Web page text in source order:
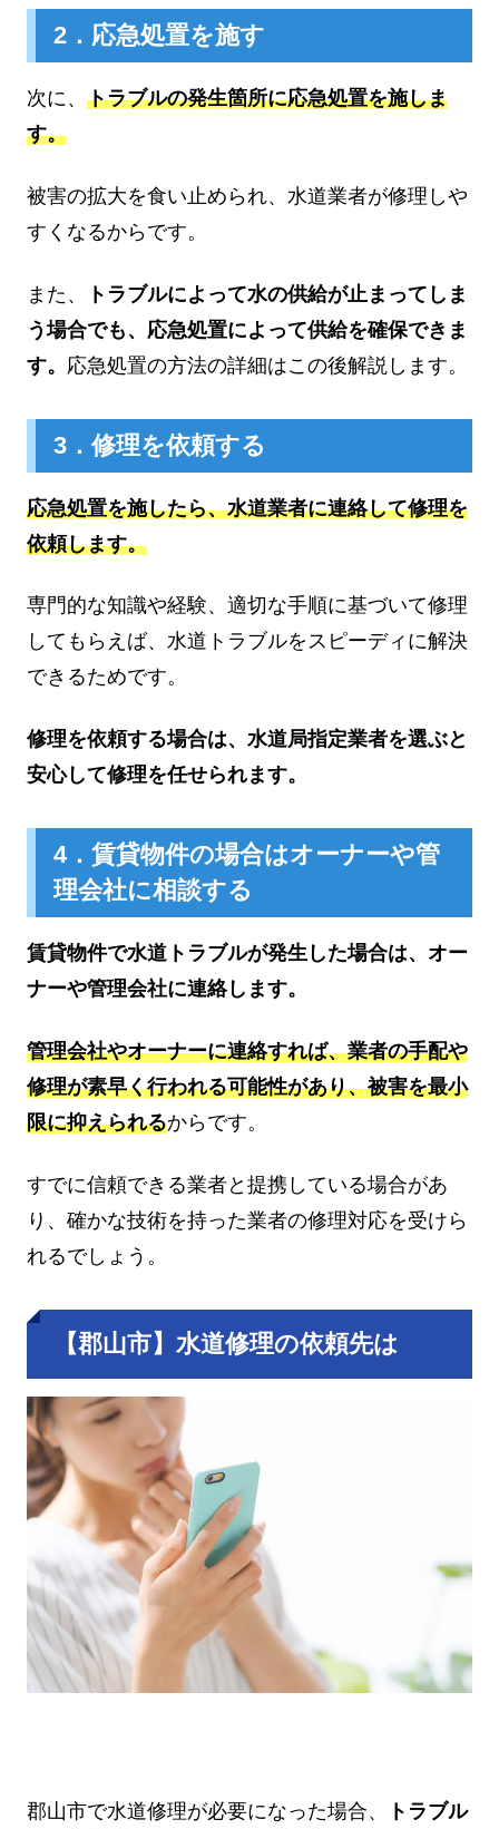
2．応急処置を施す
次に、 トラブルの発生箇所に応急処置を施しま
す。
被害の拡大を食い止められ、水道業者が修理しや
すくなるからです。
また、
トラブルによって水の供給が止まってしま
う場合でも、応急処置によって供給を確保できま
す。 応急処置の方法の詳細はこの後解説します。
3．修理を依頼する
応急処置を施したら、水道業者に連絡して修理を
依頼します。
専門的な知識や経験、適切な手順に基づいて修理
してもらえば、水道トラブルをスピーディに解決
できるためです。
修理を依頼する場合は、水道局指定業者を選ぶと
安心して修理を任せられます。
4．賃貸物件の場合はオーナーや管
理会社に相談する
賃貸物件で水道トラブルが発生した場合は、オー
ナーや管理会社に連絡します。
管理会社やオーナーに連絡すれば、業者の手配や
修理が素早く行われる可能性があり、被害を最小
限に抑えられるからです。
すでに信頼できる業者と提携している場合があ
り、確かな技術を持った業者の修理対応を受けら
れるでしょう。
【郡山市】水道修理の依頼先は
郡山市で水道修理が必要になった場合、
トラブル